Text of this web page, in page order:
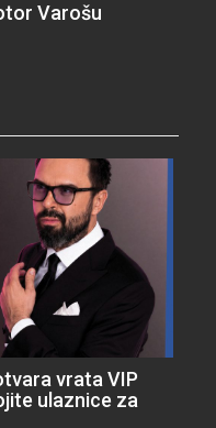
Varošu
vrata VIP
ulaznice za